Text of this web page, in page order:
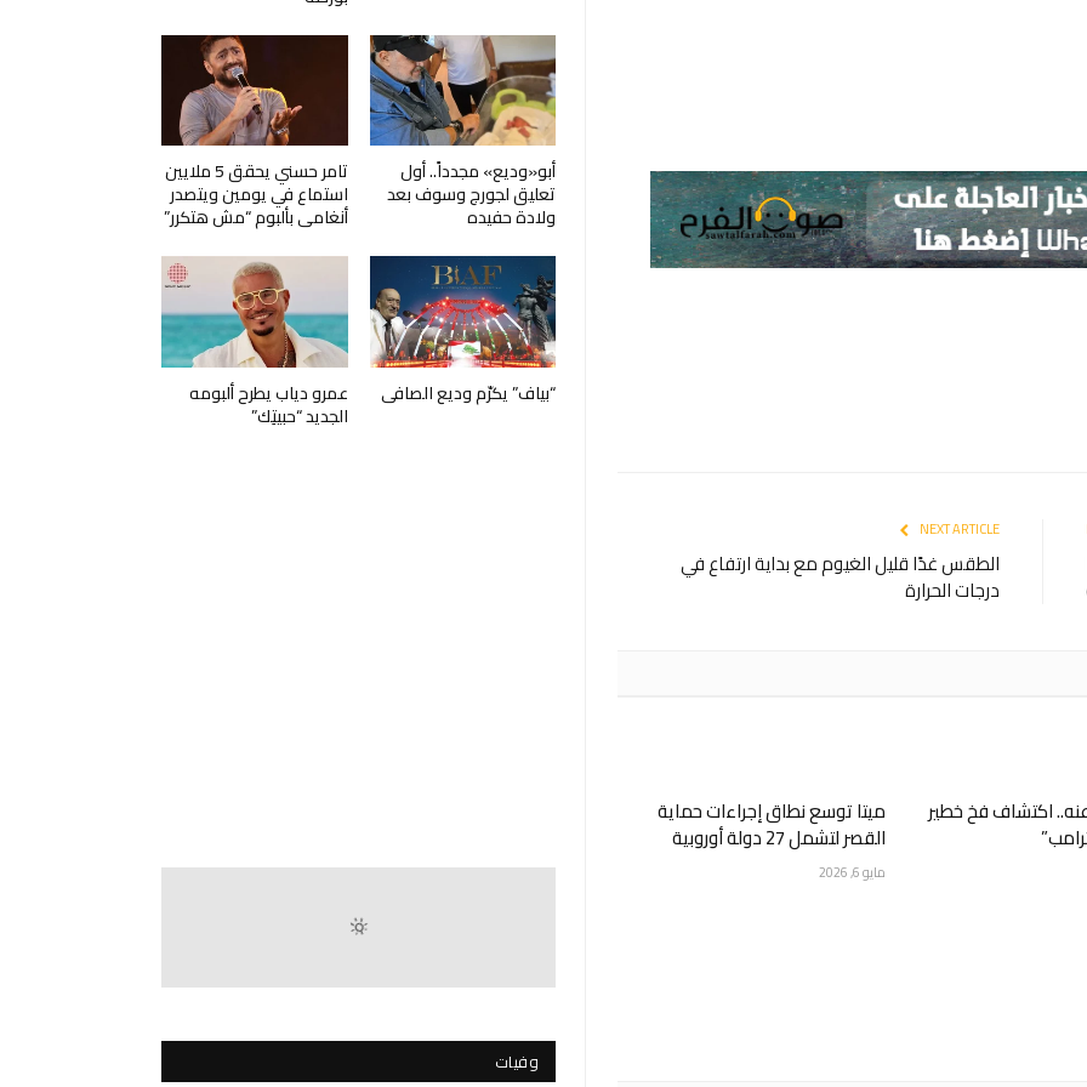
NEXT ARTICLE
الطقس غدًا قليل الغيوم مع بداية ارتفاع في
درجات الحرارة
اكتشاف فخ خطير ميتا توسع نطاق إجراءات حماية
القصر لتشمل 27 دولة أوروبية
مايو 6, 2026
أبو«وديع» مجدداً.. أول
تعليق لجورج وسوف بعد
ولادة حفيده
تامر حسني يحقق 5 ملايين
استماع في يومين ويتصدر
أنغامي بألبوم “مش هتكرر”
“بياف” يكرّم وديع الصافي عمرو دياب يطرح ألبومه
الجديد “حبيتِك”
وفيات